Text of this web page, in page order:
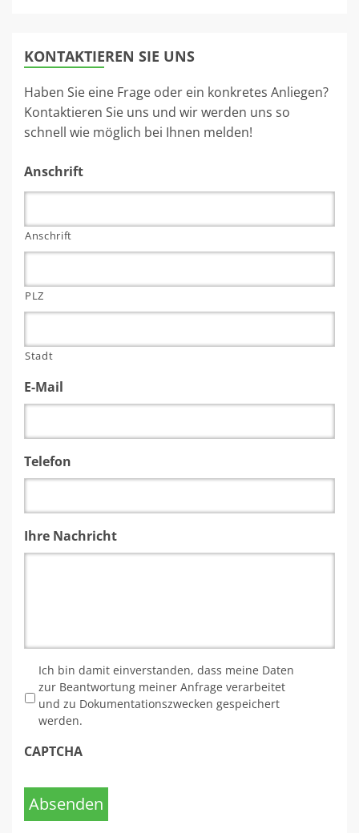
KONTAKTIEREN SIE UNS
Haben Sie eine Frage oder ein konkretes Anliegen?
Kontaktieren Sie uns und wir werden uns so
schnell wie möglich bei Ihnen melden!
Anschrift
Anschrift
PLZ
Stadt
E-Mail
Telefon
Ihre Nachricht
Ich bin damit einverstanden, dass meine Daten
zur Beantwortung meiner Anfrage verarbeitet
und zu Dokumentationszwecken gespeichert
werden.
CAPTCHA
Absenden